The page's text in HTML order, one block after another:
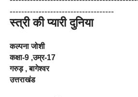
------------------------------------
स्त्री की प्यारीदुनिया
कल्पना जोशी
कक्षा-9 ,उम्र-17
गरुड़ , बागेश्वर
उत्तराखंड